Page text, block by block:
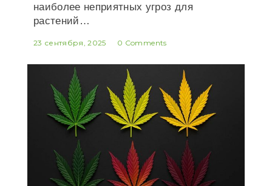
наиболее неприятных угроз для
растений…
23 сентября, 2025 0 Comments